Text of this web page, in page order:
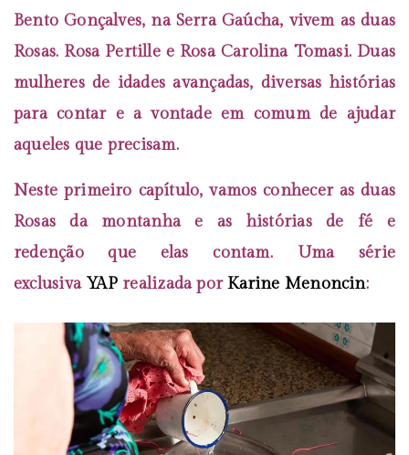
Bento Gonçalves, na Serra Gaúcha, vivem as duas
Rosas. Rosa Pertille e Rosa Carolina Tomasi. Duas
mulheres de idades avançadas, diversas histórias
para contar e a vontade em comum de ajudar
aqueles que precisam.
Neste primeiro capítulo, vamos conhecer as duas
Rosas da montanha e as histórias de fé e
redenção que elas contam. Uma série
exclusivaYAPrealizada por Karine Menoncin: